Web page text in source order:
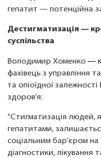
гепатит — потенційна
Дестигматизація —
суспільства
Володимир Хоменко —
фахівець з управління
та опіоїдної
здоров’я:
“Стигматизація людей,
гепатитами,
соціальним бар’єром
діагностики, лікування